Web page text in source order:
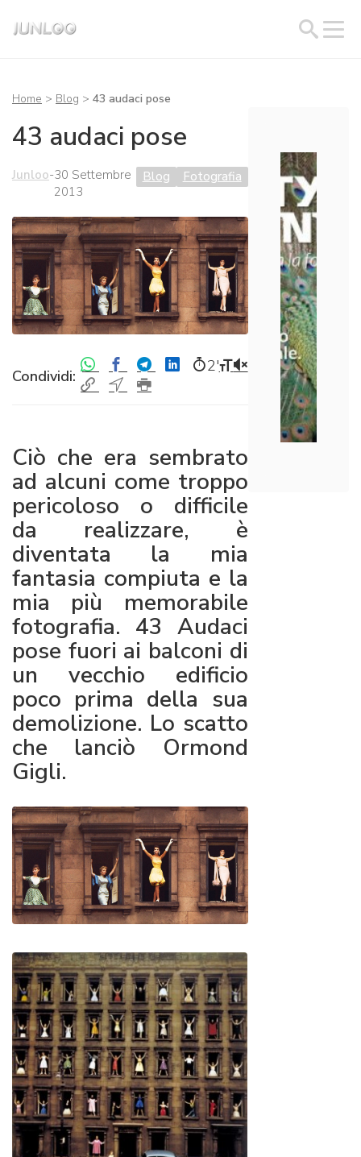
Home > Blog > 43 audaci pose
43 audaci pose
Junloo-30 Settembre
2013
Blog Fotografia
Condividi:
2′
Ciò che era sembrato
ad alcuni come troppo
pericoloso o difficile
da realizzare, è
diventata la mia
fantasia compiuta e la
mia più memorabile
fotografia. 43 Audaci
pose fuori ai balconi di
un vecchio edificio
poco prima della sua
demolizione. Lo scatto
che lanciò Ormond
Gigli.